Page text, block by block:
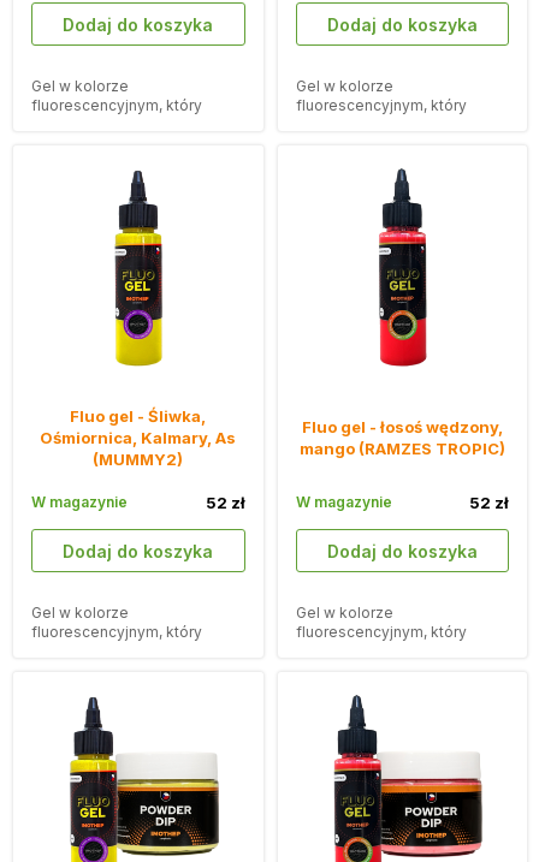
Dodaj do koszyka
Gel w kolorze
fluorescencyjnym, który
Dodaj do koszyka
Gel w kolorze
fluorescencyjnym, który
Fluo gel - Śliwka,
Ośmiornica, Kalmary, As
(MUMMY2)
Dodaj do koszyka
52 zł
W magazynie
Gel w kolorze
fluorescencyjnym, który
Fluo gel - łosoś wędzony,
mango (RAMZES TROPIC)
Dodaj do koszyka
52 zł
W magazynie
Gel w kolorze
fluorescencyjnym, który